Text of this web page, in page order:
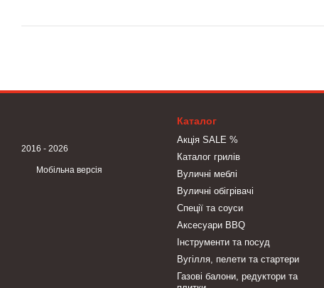
2016 - 2026
Мобільна версія
Каталог
Акція SALE %
Каталог грилів
Вуличні меблі
Вуличні обігрівачі
Спеції та соуси
Аксесуари BBQ
Інструменти та посуд
Вугілля, пелети та стартери
Газові балони, редуктори та